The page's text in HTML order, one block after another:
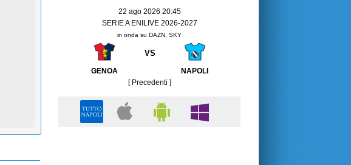
22 ago 2026 20:45
SERIE A ENILIVE 2026-2027
in onda su DAZN, SKY
VS
GENOA
NAPOLI
[ Precedenti ]